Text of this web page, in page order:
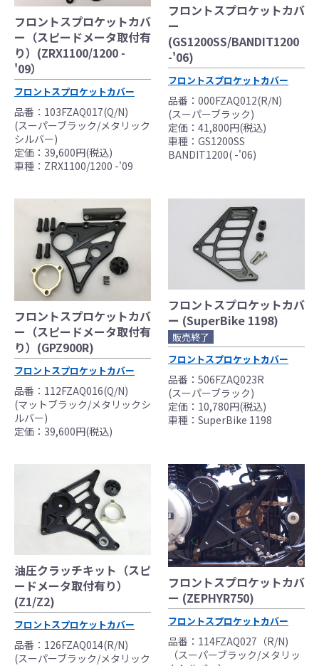
フロントスプロケットカバ
ー（スピードメータ取付有
り）(ZRX1100/1200 -
'09）
フロントスプロケットカバー
品番：103FZAQ017(Q/N)
(スーパーブラック/メタリック
シルバー)
定価：39,600円(税込)
車種：ZRX1100/1200 -'09
フロントスプロケットカバ
ー
(GS1200SS/BANDIT1200
-'06)
フロントスプロケットカバー
品番：000FZAQ012(R/N)
(スーパーブラック)
定価：41,800円(税込)
車種：GS1200SS
BANDIT1200( -'06)
フロントスプロケットカバ
ー（スピードメータ取付有
り）(GPZ900R)
フロントスプロケットカバー
品番：112FZAQ016(Q/N)
(マットブラック/メタリックシ
ルバー)
定価：39,600円(税込)
フロントスプロケットカバ
ー (SuperBike 1198)
販売終了
フロントスプロケットカバー
品番：506FZAQ023R
(スーパーブラック)
定価：10,780円(税込)
車種：SuperBike 1198
油圧クラッチキット（スピ
ードメータ取付有り）
(Z1/Z2)
フロントスプロケットカバー
品番：126FZAQ014(R/N)
(スーパーブラック/メタリック
フロントスプロケットカバ
ー (ZEPHYR750)
フロントスプロケットカバー
品番：114FZAQ027（R/N)
（スーパーブラック/メタリッ
●当HP内では、マフラーの取付けイメージをわ
かりやすくするために一般車両に装着した写
真を使用しております。
●レーシングパーツはサーキットにおけるスポ
ーツ走行ならびにレース使用を目的としてお
り公道（※）での使用は出来ません。
ではございません。
レースでの使用に際しては、主催者が発行す
る競技規則を確認の上、お客様ご自身の判断
により装着をお願い致します。
●取り付けについては専門の資格と知識・経験
を有した整備士が、指定のサービスマニュア
ル、指定の基準に基づいた取り付けを行って
ください。
なお、取付時、使用時、その他で起きた全て
の事故、故障に対し保険、保証等は一切無
く、商品の返品、クレーム等も受付できませ
んので、あらかじめご了承ください。
●商品の仕様・価格につきましては事前の予告
無く変更となる場合がありますので了承願い
ます。
すのでご了承願います。